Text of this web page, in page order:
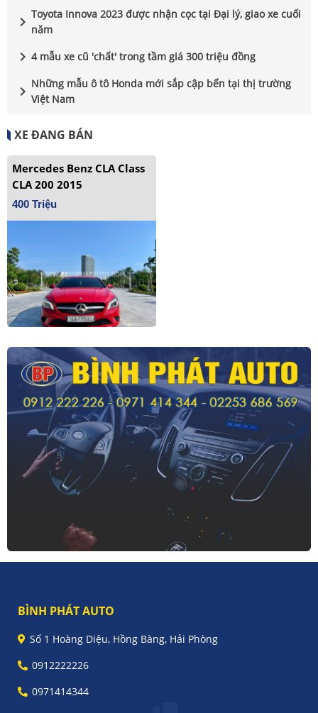
chevron_right Toyota Innova 2023 được nhận cọc tại Đại lý, giao xe cuối
năm
chevron_right 4 mẫu xe cũ 'chất' trong tầm giá 300 triệu đồng
chevron_right Những mẫu ô tô Honda mới sắp cập bến tại thị trường
Việt Nam
XE ĐANG BÁN
Mercedes Benz CLA Class
CLA 200 2015
400 Triệu
BÌNH PHÁT AUTO
Số 1 Hoàng Diệu, Hồng Bàng, Hải Phòng
0912222226
0971414344